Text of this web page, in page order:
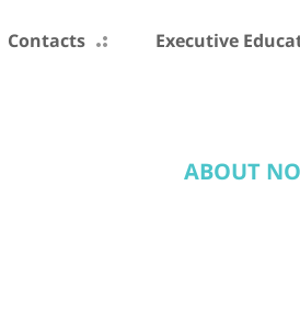
Contacts Executive
ABOUT